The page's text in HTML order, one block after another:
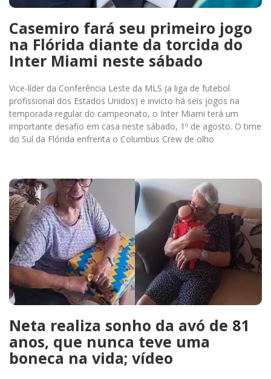
Casemiro fará seu primeiro jogo
na Flórida diante da torcida do
Inter Miami neste sábado
Vice-líder da Conferência Leste da MLS (a liga de futebol
profissional dos Estados Unidos) e invicto há seis jogos na
temporada regular do campeonato, o Inter Miami terá um
importante desafio em casa neste sábado, 1º de agosto. O time
do Sul da Flórida enfrenta o Columbus Crew de olho
Neta realiza sonho da avó de 81
anos, que nunca teve uma
boneca na vida; vídeo